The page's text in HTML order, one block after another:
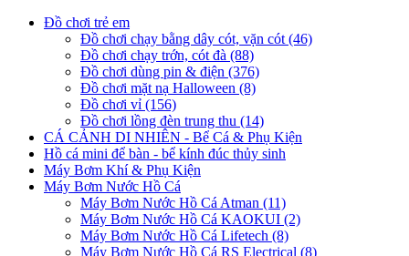
Đồ chơi trẻ em
Đồ chơi chạy bằng dây cót, vặn cót (46)
Đồ chơi chạy trớn, cót đà (88)
Đồ chơi dùng pin & điện (376)
Đồ chơi mặt nạ Halloween (8)
Đồ chơi vỉ (156)
Đồ chơi lồng đèn trung thu (14)
CÁ CẢNH DI NHIÊN - Bể Cá & Phụ Kiện
Hồ cá mini để bàn - bể kính đúc thủy sinh
Máy Bơm Khí & Phụ Kiện
Máy Bơm Nước Hồ Cá
Máy Bơm Nước Hồ Cá Atman (11)
Máy Bơm Nước Hồ Cá KAOKUI (2)
Máy Bơm Nước Hồ Cá Lifetech (8)
Máy Bơm Nước Hồ Cá RS Electrical (8)